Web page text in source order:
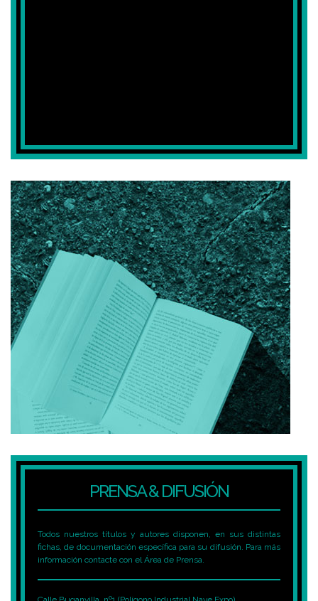
PRENSA & DIFUSIÓN
Todos nuestros títulos y autores disponen, en sus distintas
fichas, de documentación específica para su difusión. Para más
información contacte con el Área de Prensa.